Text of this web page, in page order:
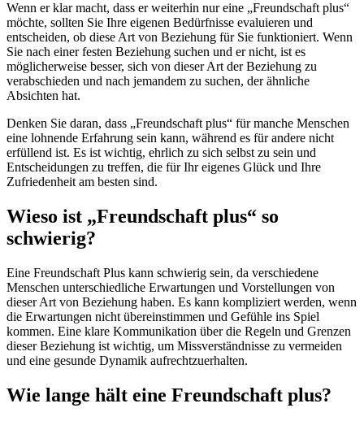
Wenn er klar macht, dass er weiterhin nur eine „Freundschaft plus“
möchte, sollten Sie Ihre eigenen Bedürfnisse evaluieren und
entscheiden, ob diese Art von Beziehung für Sie funktioniert. Wenn
Sie nach einer festen Beziehung suchen und er nicht, ist es
möglicherweise besser, sich von dieser Art der Beziehung zu
verabschieden und nach jemandem zu suchen, der ähnliche
Absichten hat.
Denken Sie daran, dass „Freundschaft plus“ für manche Menschen
eine lohnende Erfahrung sein kann, während es für andere nicht
erfüllend ist. Es ist wichtig, ehrlich zu sich selbst zu sein und
Entscheidungen zu treffen, die für Ihr eigenes Glück und Ihre
Zufriedenheit am besten sind.
Wieso ist „Freundschaft plus“ so
schwierig?
Eine Freundschaft Plus kann schwierig sein, da verschiedene
Menschen unterschiedliche Erwartungen und Vorstellungen von
dieser Art von Beziehung haben. Es kann kompliziert werden, wenn
die Erwartungen nicht übereinstimmen und Gefühle ins Spiel
kommen. Eine klare Kommunikation über die Regeln und Grenzen
dieser Beziehung ist wichtig, um Missverständnisse zu vermeiden
und eine gesunde Dynamik aufrechtzuerhalten.
Wie lange hält eine Freundschaft plus?